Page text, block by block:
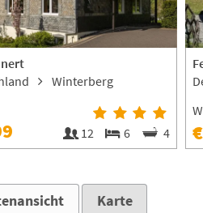
Winterberg
12 6 4
Karte